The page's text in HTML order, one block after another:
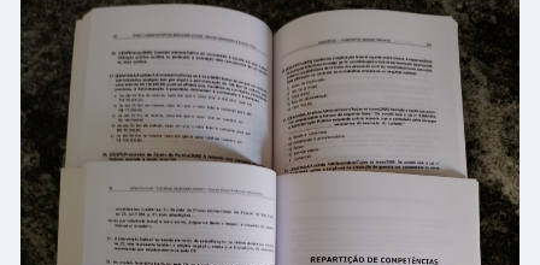
leitura por um ótimo custo-benefício.